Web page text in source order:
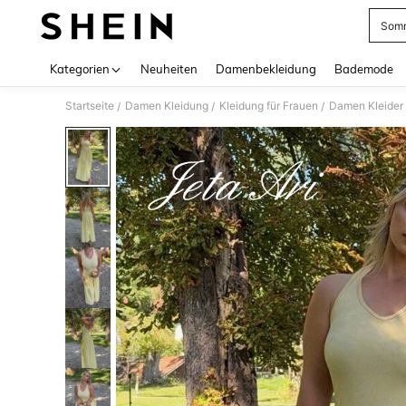
Kategorien Neuheiten Damenbekleidung Bademode
Startseite / Damen Kleidung / Kleidung für Frauen / Damen Kleider